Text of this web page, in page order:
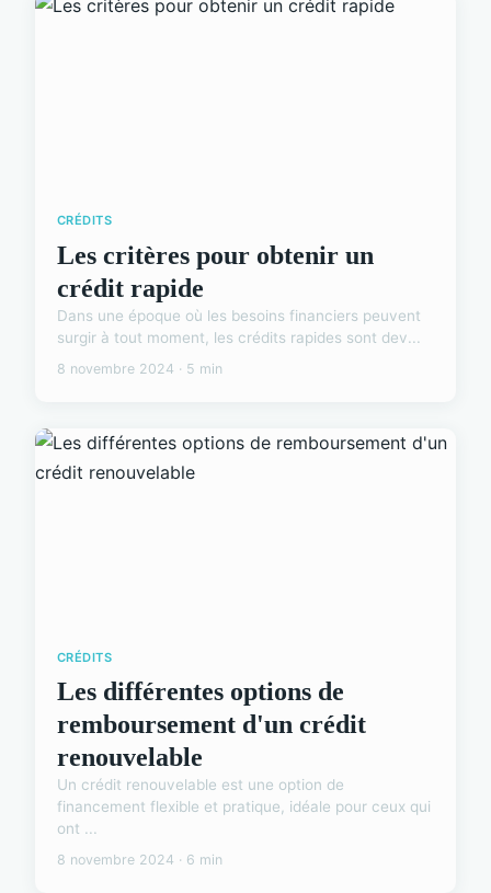
CRÉDITS
Les critères pour obtenir un
crédit rapide
Dans une époque où les besoins financiers peuvent
surgir à tout moment, les crédits rapides sont dev...
8 novembre 2024 · 5 min
CRÉDITS
Les différentes options de
remboursement d'un crédit
renouvelable
Un crédit renouvelable est une option de
financement flexible et pratique, idéale pour ceux qui
ont ...
8 novembre 2024 · 6 min